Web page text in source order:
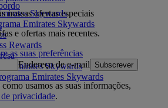
Skywards
Emirates Skywards
Rewards
Emirates Skywards
Emirates Skywards
nossas ofertas especiais
e ofertas mais recentes.
as suas preferências
Endereço de e-mail
Subscrever
usamos as suas informações,
privacidade.